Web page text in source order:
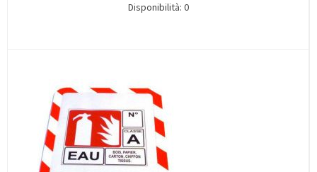
Disponibilità: 0